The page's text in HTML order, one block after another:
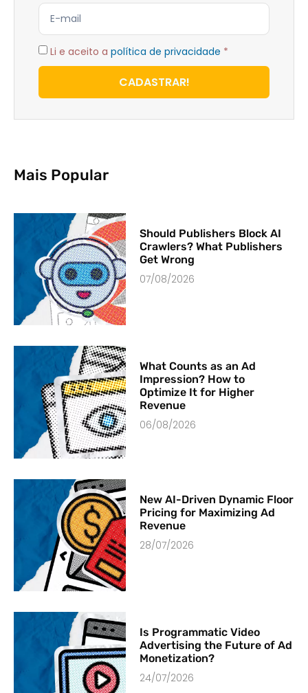
Li e aceito a política de privacidade *
CADASTRAR!
Mais Popular
Should Publishers Block AI
Crawlers? What Publishers
Get Wrong
07/08/2026
What Counts as an Ad
Impression? How to
Optimize It for Higher
Revenue
06/08/2026
New AI-Driven Dynamic Floor
Pricing for Maximizing Ad
Revenue
28/07/2026
Is Programmatic Video
Advertising the Future of Ad
Monetization?
24/07/2026